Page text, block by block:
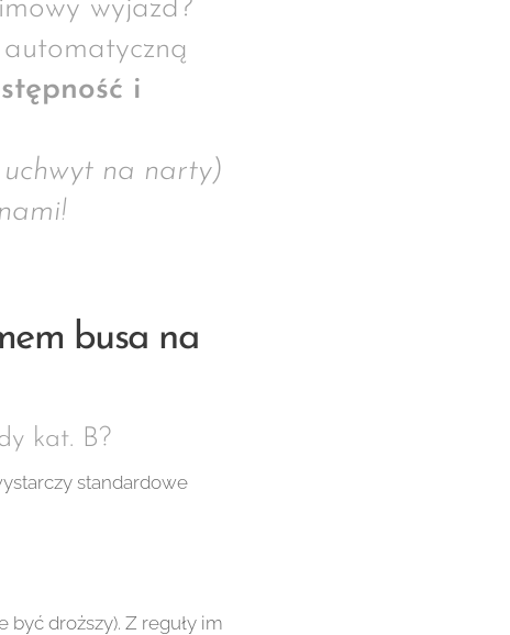
wyjazd?
i
na narty)
busa na
kat. B?
standardowe
być droższy). Z reguły im